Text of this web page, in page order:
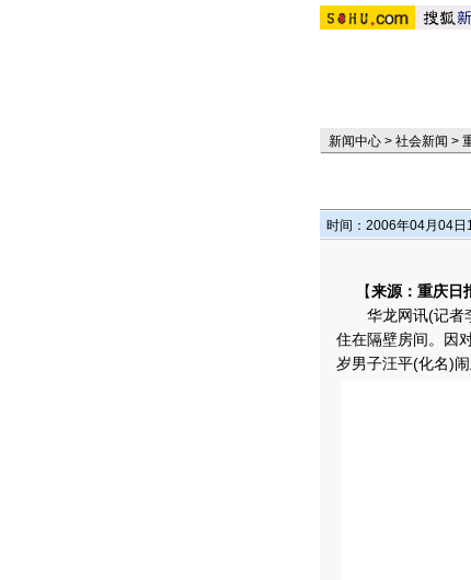
新闻中心 > 社会新闻 >
时间：2006年04月04日
【来源：重庆日
华龙网讯(记者李
住在隔壁房间。因
岁男子汪平(化名)